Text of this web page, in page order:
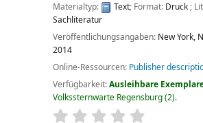
Materialtyp:
Text; Format: Druck;
Sachliteratur
Veröffentlichungsangaben: New York,
2014
Online-Ressourcen: Publisher
Verfügbarkeit:Ausleihbare
Volkssternwarte Regensburg(2).
Sternchenbewertung